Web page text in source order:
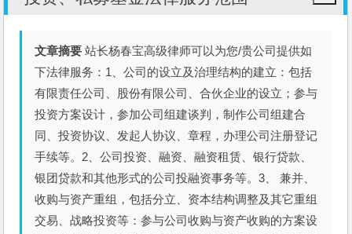
文章摘要 站长杨春宝高级律师可以为您/贵公司提供如
下法律服务：1、公司的设立及治理结构的建立：包括
有限责任公司、股份有限公司、合伙企业的设立；参与
投资方案设计，参加公司组建谈判，制作公司组建合
同、投资协议、发起人协议、章程，办理公司注册登记
手续等。2、公司投资、融资、融资租赁、银行贷款、
银团贷款和其他形式的公司投融资事务等。3、 兼并、
收购与资产重组，包括分立、资本结构调整及其它重组
交易、战略投资等：参与公司收购与资产收购的方案设